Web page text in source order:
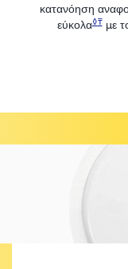
κατανόηση
εύκολα◊₸με